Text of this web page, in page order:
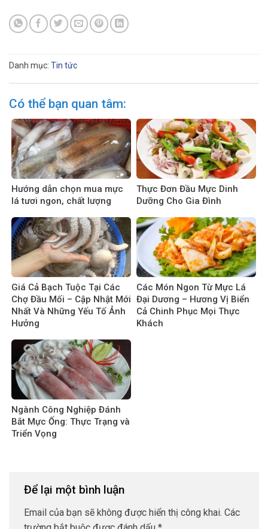
Danh mục: Tin tức
Có thể bạn quan tâm:
Hướng dẫn chọn mua mực
lá tươi ngon, chất lượng
Thực Đơn Đầu Mực Dinh
Dưỡng Cho Gia Đình
Giá Cả Bạch Tuộc Tại Các
Chợ Đầu Mối – Cập Nhật Mới
Nhất Và Những Yếu Tố Ảnh
Hưởng
Các Món Ngon Từ Mực Lá
Đại Dương – Hương Vị Biển
Cả Chinh Phục Mọi Thực
Khách
Ngành Công Nghiệp Đánh
Bắt Mực Ống: Thực Trạng và
Triển Vọng
Để lại một bình luận
Email của bạn sẽ không được hiển thị công khai. Các